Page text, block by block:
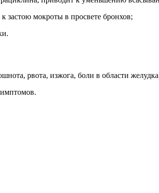
мокроты в просвете бронхов;
рвота, изжога, боли в области